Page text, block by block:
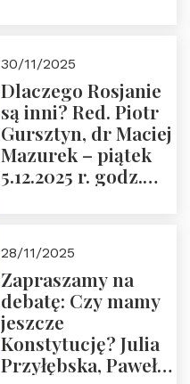
zwiedzanie
Muzeum Żołnierzy
Wyklętych i
Więźniów
Politycznych PRL o
godz. 16:00 – 19
30/11/2025
Dlaczego Rosjanie
są inni? Red. Piotr
Gursztyn, dr Maciej
Mazurek – piątek
5.12.2025 r. godz.
28/11/2025
Zapraszamy na
debatę: Czy mamy
jeszcze
Konstytucję? Julia
Przyłębska, Paweł